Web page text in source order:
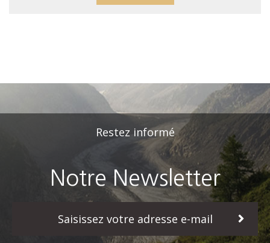
Restez informé
Notre Newsletter